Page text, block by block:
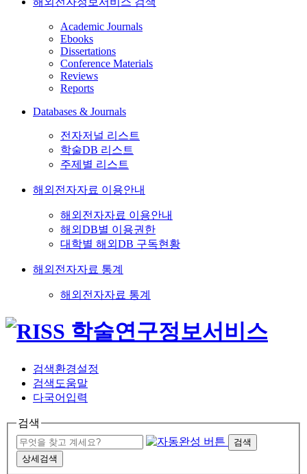
Academic Journals
Ebooks
Dissertations
Conference Materials
Reviews
Reports
Databases & Journals
전자저널 리스트
학술DB 리스트
주제별 리스트
해외전자자료 이용안내
해외전자자료 이용안내
해외DB별 이용권한
대학별 해외DB 구독현황
해외전자자료 통계
해외전자자료 통계
검색환경설정
검색도움말
다국어입력
검색
검색
상세검색